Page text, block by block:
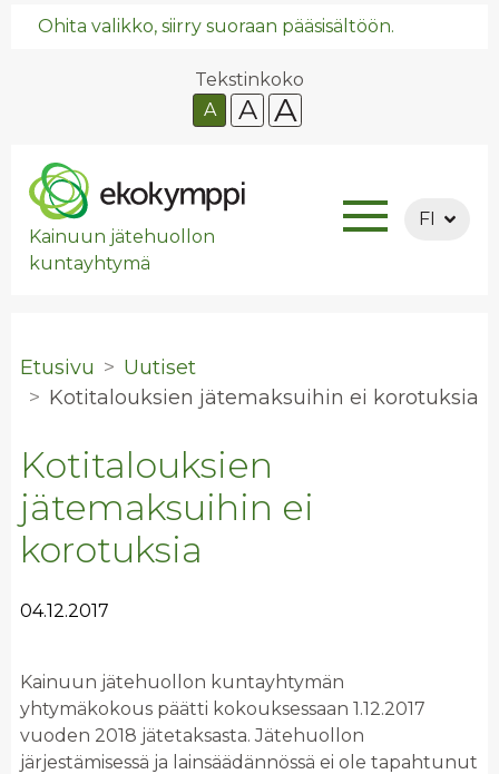
Ohita valikko, siirry suoraan pääsisältöön.
Tekstinkoko
A
A A
Kainuun jätehuollon
kuntayhtymä
FI
Etusivu
Uutiset
Ko­ti­ta­louk­sien jä­te­mak­sui­hin ei ko­ro­tuk­sia
Kotitalouksien
jätemaksuihin ei
korotuksia
04.12.2017
Kainuun jätehuollon kuntayhtymän
yhtymäkokous päätti kokouksessaan 1.12.2017
vuoden 2018 jätetaksasta. Jätehuollon
järjestämisessä ja lainsäädännössä ei ole tapahtunut